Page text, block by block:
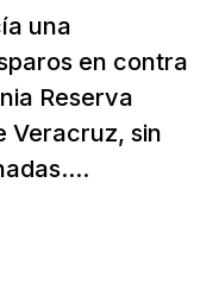
una
en contra
Reserva
Veracruz, sin